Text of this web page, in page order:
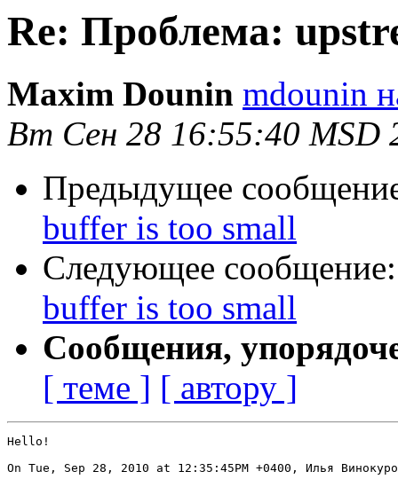
Re: Проблема:
Maxim Dounin mdounin
Вт Сен 28 16:55:40 MSD
Предыдущее
buffer is too small
Следующее
buffer is too small
Сообщения,
[ теме ] [ автору ]
Hello!
On Tue, Sep 28, 2010 at 12:35:45PM +0400, Илья